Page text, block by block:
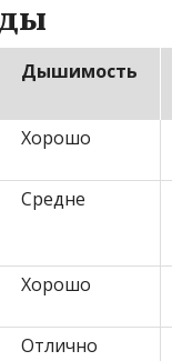
Дышимость
Хорошо
Средне
Хорошо
Отлично